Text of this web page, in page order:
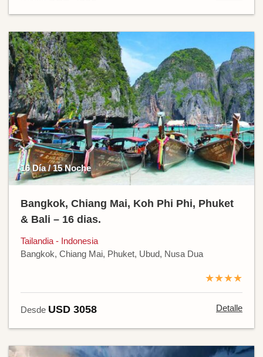
16 Día / 15 Noche
Bangkok, Chiang Mai, Koh Phi Phi, Phuket
& Bali – 16 dias.
Tailandia - Indonesia
Bangkok, Chiang Mai, Phuket, Ubud, Nusa Dua
★★★★
Desde USD 3058 Detalle